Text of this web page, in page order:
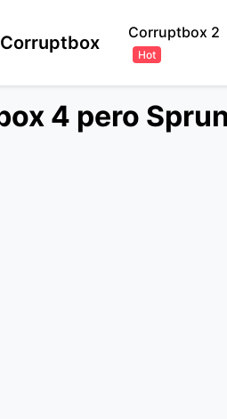
Corruptbox 2
Hot
4 pero